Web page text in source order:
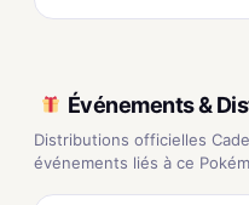
Événements &
Distributions officielles
événements liés à ce